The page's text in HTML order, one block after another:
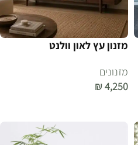
מזנון עץ לאון וולנט
מזנונים
₪4,250